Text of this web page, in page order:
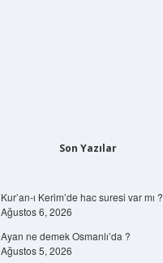
Son Yazılar
Kur’an-ı Kerim’de hac suresi var mı ?
Ağustos 6, 2026
Ayan ne demek Osmanlı’da ?
Ağustos 5, 2026